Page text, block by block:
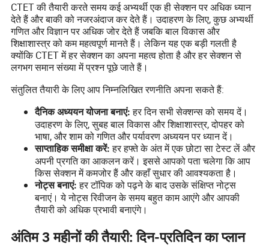
CTET की तैयारी करते समय कई अभ्यर्थी एक ही सेक्शन पर अधिक ध्यान
देते हैं और बाकी को नजरअंदाज कर देते हैं। उदाहरण के लिए, कुछ अभ्यर्थी
गणित और विज्ञान पर अधिक जोर देते हैं जबकि बाल विकास और
शिक्षाशास्त्र को कम महत्वपूर्ण मानते हैं। लेकिन यह एक बड़ी गलती है
क्योंकि CTET में हर सेक्शन का अपना महत्व होता है और हर सेक्शन से
लगभग समान संख्या में प्रश्न पूछे जाते हैं।
संतुलित तैयारी के लिए आप निम्नलिखित रणनीति अपना सकते हैं:
दैनिक अध्ययन योजना बनाएं: हर दिन सभी सेक्शन्स को समय दें।
उदाहरण के लिए, सुबह बाल विकास और शिक्षाशास्त्र, दोपहर को
भाषा, और शाम को गणित और पर्यावरण अध्ययन पर ध्यान दें।
साप्ताहिक समीक्षा करें: हर हफ्ते के अंत में एक छोटा सा टेस्ट लें और
अपनी प्रगति का आकलन करें। इससे आपको पता चलेगा कि आप
किस सेक्शन में कमजोर हैं और कहाँ सुधार की आवश्यकता है।
नोट्स बनाएं: हर टॉपिक को पढ़ने के बाद उसके संक्षिप्त नोट्स
बनाएं। ये नोट्स रिवीजन के समय बहुत काम आएंगे और आपकी
तैयारी को अधिक प्रभावी बनाएंगे।
अंतिम 3 महीनों की तैयारी: दिन-प्रतिदिन का प्लान